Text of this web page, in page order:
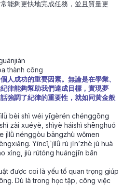
能夠更快地完成任務，並且質量更
thành công
人成功的重要因素。無論是在學業、
律能夠幫助我們達成目標，實現夢
強調了紀律的重要性，就如同黃金般
bèi shì wéi yīgèrén chénggōng
zài xuéyè, shìyè háishì shēnghuó
jìlǜ nénggòu bāngzhù wǒmen
Yīncǐ,`jìlǜ rú jīn’zhè jù huà
xìng, jiù rútóng huángjīn bān
được coi là yếu tố quan trọng giúp
Dù là trong học tập, công việc